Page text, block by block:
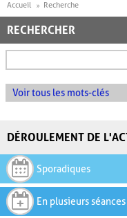
Accueil Recherche
RECHERCHER
Voir tous les mots-clés
DÉROULEMENT DE
Sporadiques
En plusieurs séances